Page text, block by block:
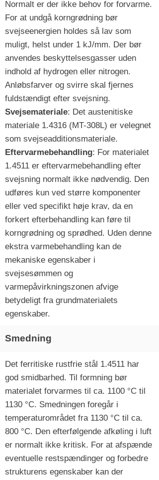
Normalt er der ikke behov for forvarme.
For at undgå korngrødning bør
svejseenergien holdes så lav som
muligt, helst under 1 kJ/mm. Der bør
anvendes beskyttelsesgasser uden
indhold af hydrogen eller nitrogen.
Anløbsfarver og svirre skal fjernes
fuldstændigt efter svejsning.
Svejsemateriale: Det austenitiske
materiale 1.4316 (MT-308L) er velegnet
som svejseadditionsmateriale.
Eftervarmebehandling: For materialet
1.4511 er eftervarmebehandling efter
svejsning normalt ikke nødvendig. Den
udføres kun ved større komponenter
eller ved specifikt høje krav, da en
forkert efterbehandling kan føre til
korngrødning og sprødhed. Uden denne
ekstra varmebehandling kan de
mekaniske egenskaber i
svejsesømmen og
varmepåvirkningszonen afvige
betydeligt fra grundmaterialets
egenskaber.
Smedning
Det ferritiske rustfrie stål 1.4511 har
god smidbarhed. Til formning bør
materialet forvarmes til ca. 1100 °C til
1130 °C. Smedningen foregår i
temperaturområdet fra 1130 °C til ca.
800 °C. Den efterfølgende afkøling i luft
er normalt ikke kritisk. For at afspænde
eventuelle restspændinger og forbedre
strukturens egenskaber kan der